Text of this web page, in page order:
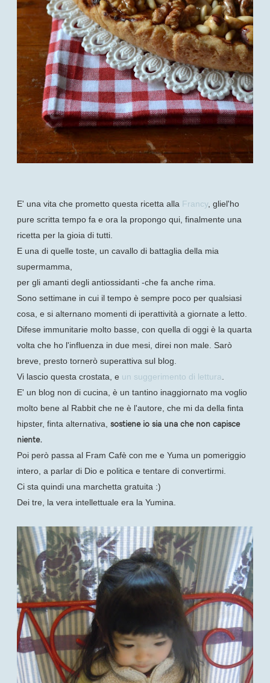
E' una vita che prometto questa ricetta alla Francy, gliel'ho
pure scritta tempo fa e ora la propongo qui, finalmente una
ricetta per la gioia di tutti.
E una di quelle toste, un cavallo di battaglia della mia
supermamma,
per gli amanti degli antiossidanti -che fa anche rima.
Sono settimane in cui il tempo è sempre poco per qualsiasi
cosa, e si alternano momenti di iperattività a giornate a letto.
Difese immunitarie molto basse, con quella di oggi è la quarta
volta che ho l'influenza in due mesi, direi non male. Sarò
breve, presto tornerò superattiva sul blog.
Vi lascio questa crostata, e un suggerimento di lettura
E' un blog non di cucina, è un tantino inaggiornato ma voglio
molto bene al Rabbit che ne è l'autore, che mi da della finta
hipster, finta alternativa, sostiene io sia una che non capisce
niente.
Poi però passa al Fram Cafè con me e Yuma un pomeriggio
intero, a parlar di Dio e politica e tentare di convertirmi.
Ci sta quindi una marchetta gratuita :)
Dei tre, la vera intellettuale era la Yumina.